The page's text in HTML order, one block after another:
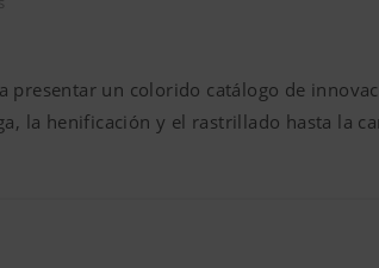
un colorido catálogo de
la henificación y el rastrillado hasta la